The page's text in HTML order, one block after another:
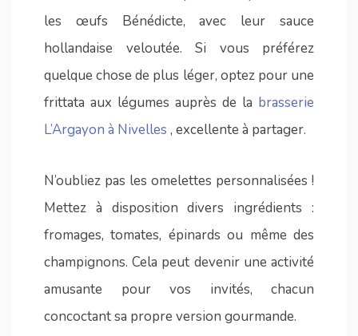
les œufs Bénédicte, avec leur sauce
hollandaise veloutée. Si vous préférez
quelque chose de plus léger, optez pour une
frittata aux légumes auprès de la brasserie
L’Argayon à Nivelles , excellente à partager.
N’oubliez pas les omelettes personnalisées !
Mettez à disposition divers ingrédients :
fromages, tomates, épinards ou même des
champignons. Cela peut devenir une activité
amusante pour vos invités, chacun
concoctant sa propre version gourmande.